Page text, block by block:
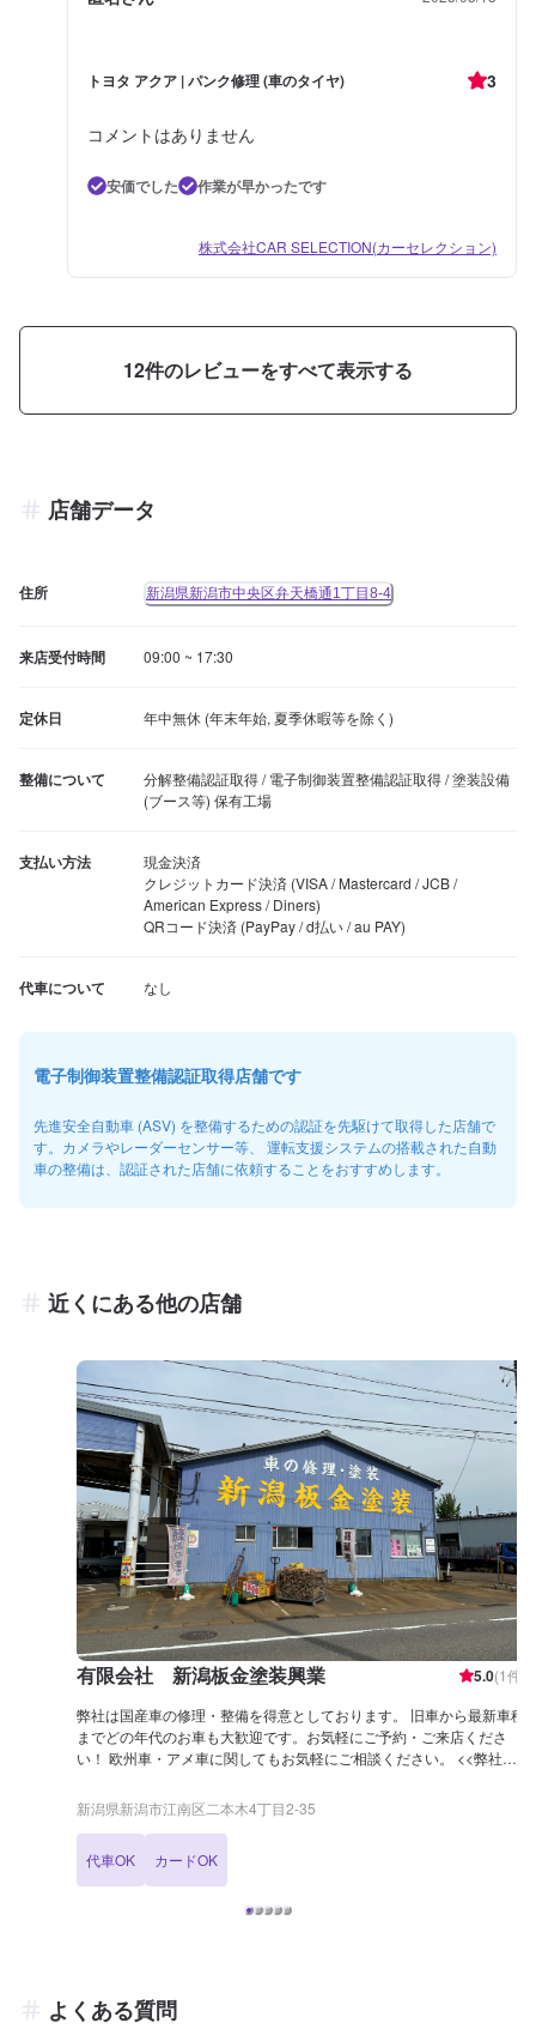
トヨタ アクア | パンク修理 (車のタイヤ) 3
コメントはありません
安価でした 作業が早かったです
株式会社CAR SELECTION(カーセレクション)
12件のレビューをすべて表示する
店舗データ
住所 新潟県新潟市中央区弁天橋通1丁目8-4
来店受付時間 09:00 ~ 17:30
定休日 年中無休 (年末年始, 夏季休暇等を除く)
整備について
分解整備認証取得 / 電子制御装置整備認証取得 / 塗装設備
(ブース等) 保有工場
支払い方法
現金決済
クレジットカード決済 (VISA / Mastercard / JCB /
American Express / Diners)
QRコード決済 (PayPay / d払い / au PAY)
代車について なし
電子制御装置整備認証取得店舗です
先進安全自動車 (ASV) を整備するための認証を先駆けて取得した店舗で
す。カメラやレーダーセンサー等、 運転支援システムの搭載された自動
車の整備は、認証された店舗に依頼することをおすすめします。
近くにある他の店舗
有限会社 新潟板金塗装興業 5.0(1件)
弊社は国産車の修理・整備を得意としております。 旧車から最新車種
までどの年代のお車も大歓迎です。お気軽にご予約・ご来店くださ
い！ 欧州車・アメ車に関してもお気軽にご相談ください。 <<弊社の
んでもご相談ください！ 特にトヨタ車・ホンダ車には自信がありま
す！ <<代車無料貸出>> 事故や故障の際にも安心！無料の代車をご用
ダイハツ ミライース トヨタ ハイエース <<安心の資格保持者が在籍>>
弊社は2級整備士が2名、車体整備士2名在籍しております。 安心して
作業をお任せくださいませ！
新潟県新潟市江南区二本木4丁目2-35
代車OK カードOK
よくある質問